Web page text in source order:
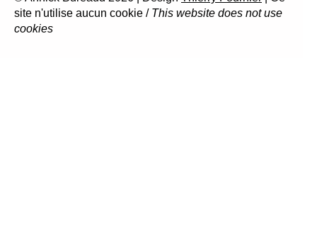
site n'utilise aucun cookie / This website does not use
cookies